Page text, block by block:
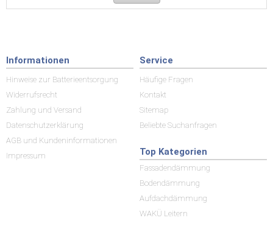
Informationen
Hinweise zur Batterieentsorgung
Widerrufsrecht
Zahlung und Versand
Datenschutzerklärung
AGB und Kundeninformationen
Impressum
Service
Häufige Fragen
Kontakt
Sitemap
Beliebte Suchanfragen
Top Kategorien
Fassadendämmung
Bodendämmung
Aufdachdämmung
WAKÜ Leitern